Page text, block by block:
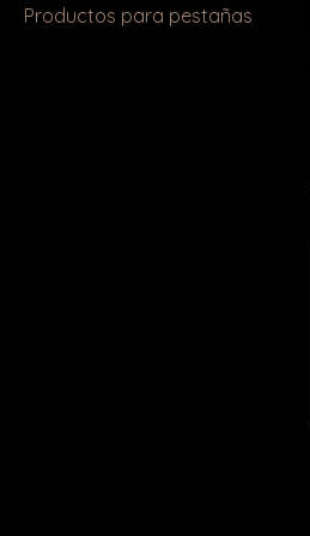
Productos para pestañas